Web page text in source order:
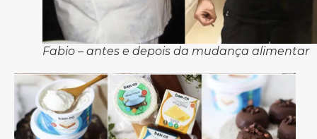
Fabio – antes e depois da mudança alimentar